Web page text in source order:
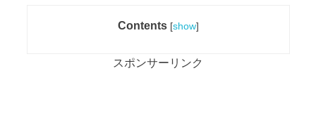
Contents [show]
スポンサーリンク